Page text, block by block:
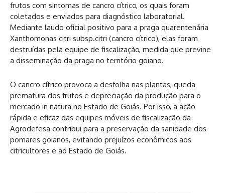
frutos com sintomas de cancro cítrico, os quais foram
coletados e enviados para diagnóstico laboratorial.
Mediante laudo oficial positivo para a praga quarentenária
Xanthomonas citri subsp.citri (cancro cítrico), elas foram
destruídas pela equipe de fiscalização, medida que previne
a disseminação da praga no território goiano.
O cancro cítrico provoca a desfolha nas plantas, queda
prematura dos frutos e depreciação da produção para o
mercado in natura no Estado de Goiás. Por isso, a ação
rápida e eficaz das equipes móveis de fiscalização da
Agrodefesa contribui para a preservação da sanidade dos
pomares goianos, evitando prejuízos econômicos aos
citricultores e ao Estado de Goiás.